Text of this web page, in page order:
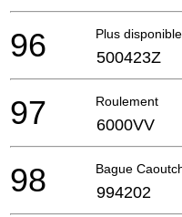
Plus
96 500423Z
Roulement
97 6000VV
Bague
98 994202